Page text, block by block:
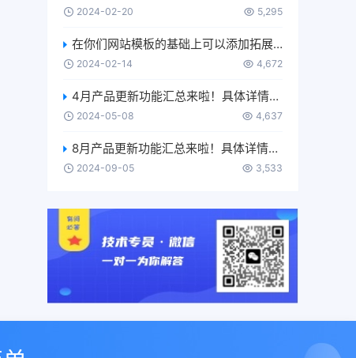
2024-02-20 5,295
在你们网站模板的基础上可以添加拓展代码吗？
2024-02-14 4,672
4月产品更新功能汇总来啦！具体详情介绍及使用，可移步【使用更多-产品使用手册-功能更新】进行了解~
2024-05-08 4,637
8月产品更新功能汇总来啦！具体详情介绍及使用，可移步【使用更多-产品使用手册-功能更新】进行了解~
2024-09-05 3,533